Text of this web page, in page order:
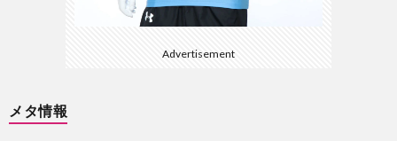
Advertisement
メタ情報